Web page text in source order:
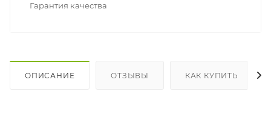
Гарантия качества
ОПИСАНИЕ ОТЗЫВЫ КАК КУПИТЬ